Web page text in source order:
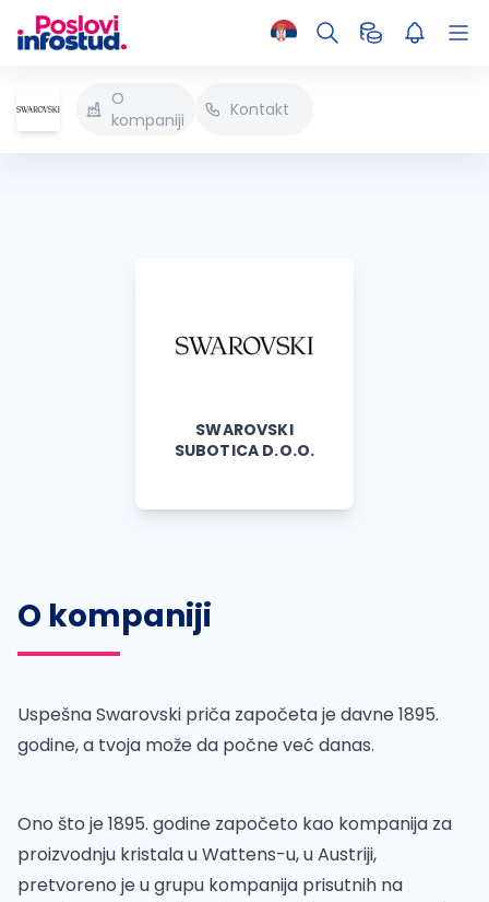
O
kompaniji
Kontakt
SWAROVSKI
SUBOTICA D.O.O.
O kompaniji
Uspešna Swarovski priča započeta je davne 1895.
godine, a tvoja može da počne već danas.
Ono što je 1895. godine započeto kao kompanija za
proizvodnju kristala u Wattens-u, u Austriji,
pretvoreno je u grupu kompanija prisutnih na